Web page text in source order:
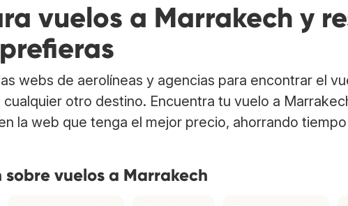
vuelos a Marrakech y
webs de aerolíneas y agencias para encontrar el
cualquier otro destino. Encuentra tu vuelo a
la web que tenga el mejor precio, ahorrando
vuelos a Marrakech